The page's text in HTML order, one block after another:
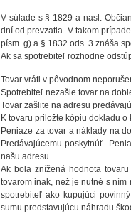
V súlade s § 1829 a nasl.
dní od prevzatia. V takom
písm. g) a § 1832 ods. 3 znáša
Ak sa spotrebiteľ rozhodne
Tovar vráti v pôvodnom
Spotrebiteľ nezašle tovar na
Tovar zašlite na adresu
K tovaru priložte kópiu dokladu o
Peniaze za tovar a náklady na
Predávajúcemu poskytnúť.
našu adresu.
Ak bola znížená hodnota
tovarom inak, než je nutné s
spotrebiteľ ako kupujúci
sumu predstavujúcu náhradu